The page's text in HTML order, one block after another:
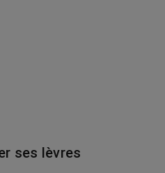
ses lèvres